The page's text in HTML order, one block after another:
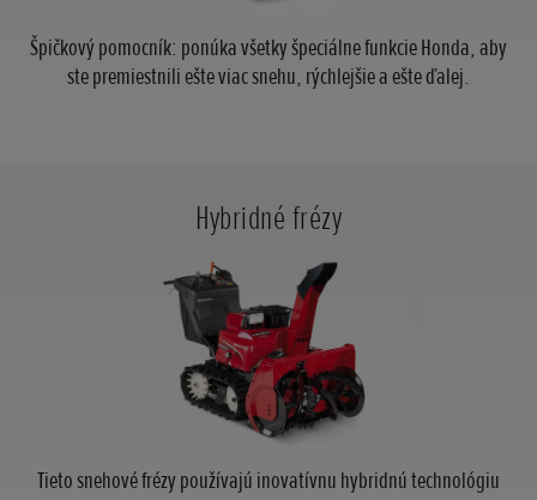
Špičkový pomocník: ponúka všetky špeciálne funkcie Honda, aby
ste premiestnili ešte viac snehu, rýchlejšie a ešte ďalej.
Hybridné frézy
Tieto snehové frézy používajú inovatívnu hybridnú technológiu